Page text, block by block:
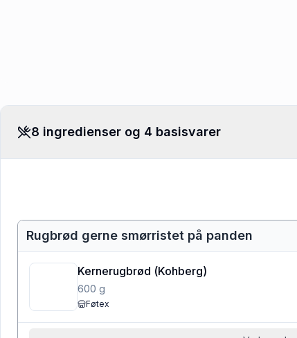
8 ingredienser og 4 basisvarer
Rugbrød gerne smørristet på panden
Kernerugbrød (Kohberg)
600 g
Føtex